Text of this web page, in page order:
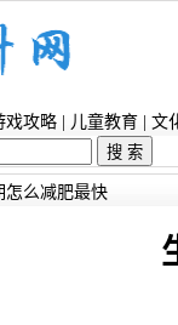
戏攻略| 儿童教育| 文
么减肥最快